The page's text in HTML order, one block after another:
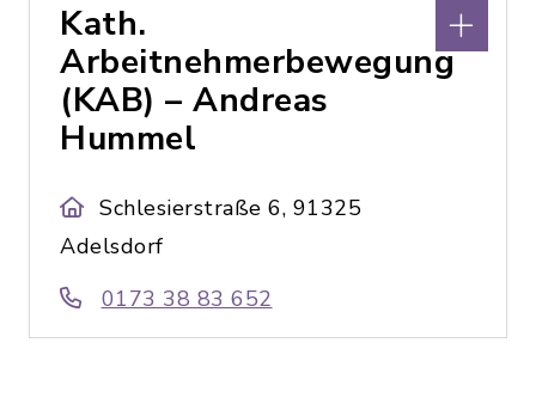
Kath.
Arbeitnehmerbewegung
(KAB) – Andreas
Hummel
Schlesierstraße 6, 91325
Adelsdorf
0173 38 83 652